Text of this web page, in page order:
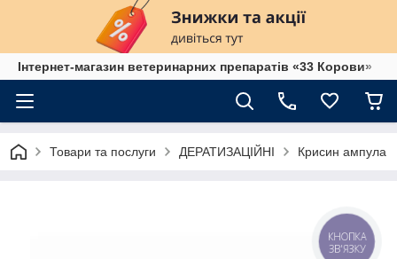
Інтернет-магазин ветеринарних препаратів «33 Корови»
Товари та послуги ДЕРАТИЗАЦІЙНІ Крисин ампула
КНОПКА
ЗВ'ЯЗКУ